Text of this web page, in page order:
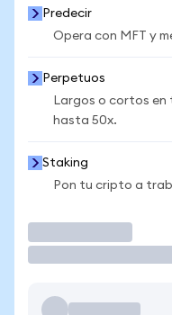
Predecir
Opera con MFT y
Perpetuos
Largos o cortos
hasta 50x.
Staking
Pon tu cripto a